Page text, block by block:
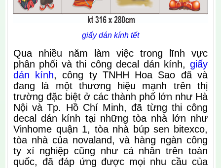
giấy dán kính tết
Qua nhiều năm làm việc trong lĩnh vực
phân phối và thi công decal dán kính, giấy
dán kính, công ty TNHH Hoa Sao đã và
đang là một thương hiệu mạnh trên thị
trường đặc biệt ở các thành phố lớn như Hà
Nội và Tp. Hồ Chí Minh, đã từng thi công
decal dán kính tại những tòa nhà lớn như
Vinhome quận 1, tòa nhà búp sen bitexco,
tòa nhà của novaland, và hàng ngàn công
ty xí nghiệp cũng như cá nhân trên toàn
quốc, đã đáp ứng được mọi nhu cầu của